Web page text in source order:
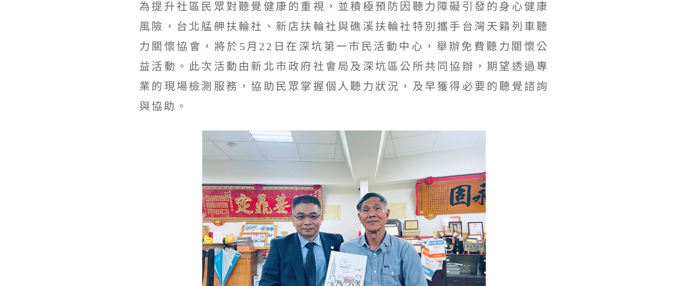
為提升社區民眾對聽覺健康的重視，並積極預防因聽力障礙引發的身心健康
風險，台北艋舺扶輪社、新店扶輪社與礁溪扶輪社特別攜手台灣天籟列車聽
力關懷協會，將於5月22日在深坑第一市民活動中心，舉辦免費聽力關懷公
益活動。此次活動由新北市政府社會局及深坑區公所共同協辦，期望透過專
業的現場檢測服務，協助民眾掌握個人聽力狀況，及早獲得必要的聽覺諮詢
與協助。